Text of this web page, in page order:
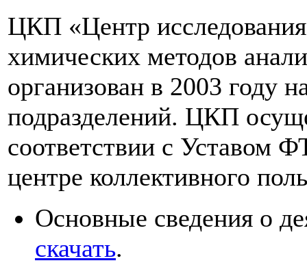
ЦКП «Центр
химических методов
организован в 2003 году
подразделений. ЦКП
соответствии с
центре коллективного
Основные сведения о
скачать.